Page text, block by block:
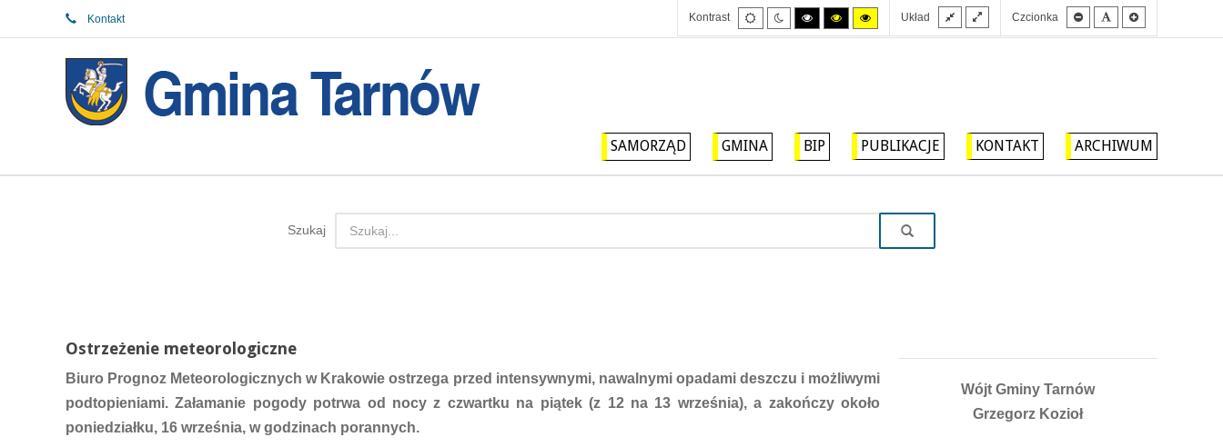
Kontakt Kontrast
Tryb
domyślny
Tryb
nocny
Tryb
wysokiego
kontrastu
Tryb
wysokiego
kontrastu
Tryb
wysokiego
kontrastu
Układ
Stały
układ
Szeroki
układCzcionka
Mniejsza
czcionka
Domyślna
czcionka
SAMORZĄD GMINA BIP PUBLIKACJE KONTAKT ARCHIWUM
Szukaj
Ostrzeżenie meteorologiczne
Biuro Prognoz Meteorologicznych w Krakowie ostrzega przed intensywnymi, nawalnymi opadami deszczu i możliwymi
podtopieniami. Załamanie pogody potrwa od nocy z czwartku na piątek (z 12 na 13 września), a zakończy około
poniedziałku, 16 września, w godzinach porannych.
Wójt Gminy Tarnów
Grzegorz Kozioł